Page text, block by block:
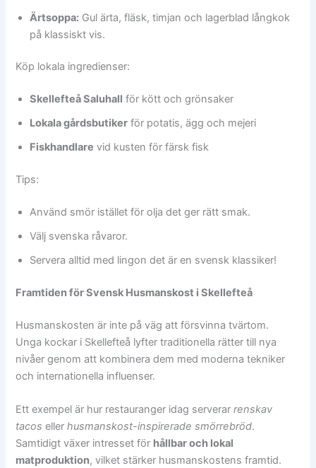
Ärtsoppa: Gul ärta, fläsk, timjan och lagerblad långkok
på klassiskt vis.
Köp lokala ingredienser:
Skellefteå Saluhall för kött och grönsaker
Lokala gårdsbutiker för potatis, ägg och mejeri
Fiskhandlare vid kusten för färsk fisk
Tips:
Använd smör istället för olja det ger rätt smak.
Välj svenska råvaror.
Servera alltid med lingon det är en svensk klassiker!
Framtiden för Svensk Husmanskost i Skellefteå
Husmanskosten är inte på väg att försvinna tvärtom.
Unga kockar i Skellefteå lyfter traditionella rätter till nya
nivåer genom att kombinera dem med moderna tekniker
och internationella influenser.
Ett exempel är hur restauranger idag serverarrenskav
tacos ellerhusmanskost-inspirerade smörrebröd.
Samtidigt växer intresset för hållbar och lokal
matproduktion, vilket stärker husmanskostens framtid.